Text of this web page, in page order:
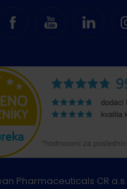
Pharmaceuticals CR a.s.